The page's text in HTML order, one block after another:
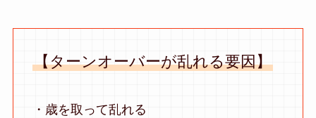
【ターンオーバーが乱れる要因】
・歳を取って乱れる